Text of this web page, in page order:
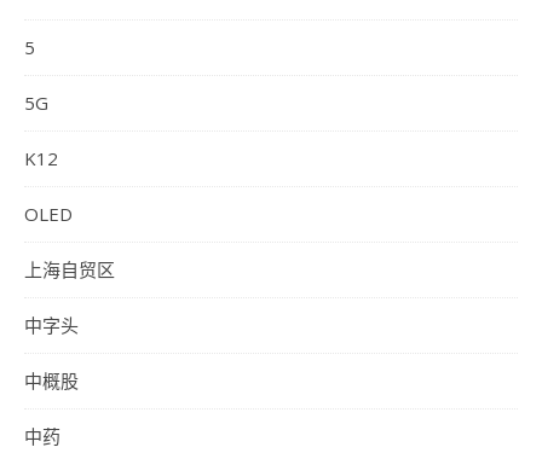
5
5G
K12
OLED
上海自贸区
中字头
中概股
中药